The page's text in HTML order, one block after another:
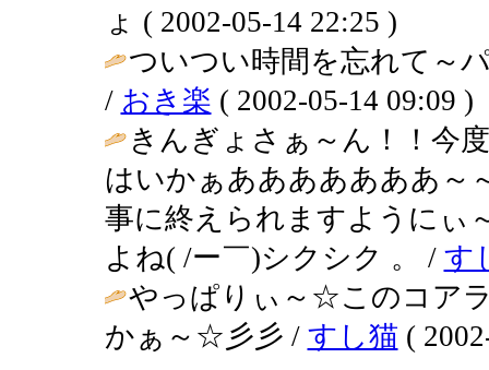
ょ ( 2002-05-14 22:25 )
ついつい時間を忘れて～
/ おき楽 ( 2002-05-14 09:09 )
きんぎょさぁ～ん！！今
はいかぁあああああああ～
事に終えられますようにぃ
よね( /ー￣)シクシク 。 / す
やっぱりぃ～☆このコア
かぁ～☆彡彡 / すし猫 (